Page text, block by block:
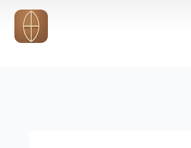
Vai al contenuto principale